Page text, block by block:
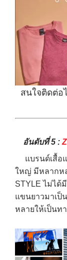
สนใจติดต่อ
อันดับที่ 5 :
แบรนด์เสื้อแ
ใหญ่ มีหลากหล
STYLE ไม่ได้
แขนยาวมาเป็
หลายให้เป็นท